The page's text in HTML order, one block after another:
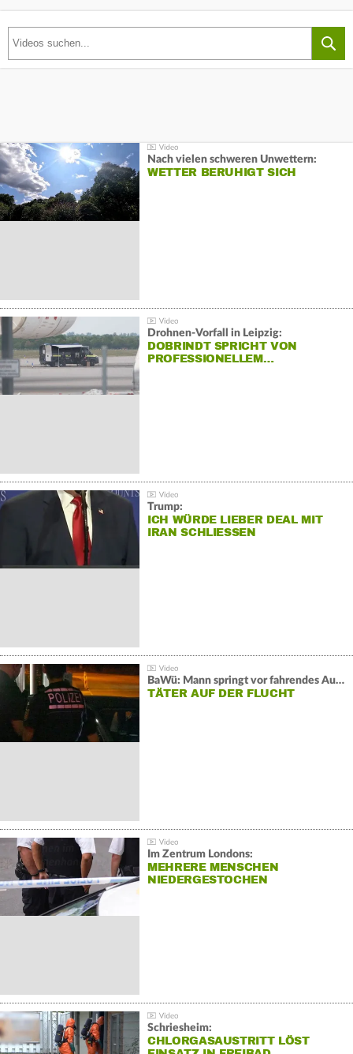
Nach vielen schweren Unwettern:
WETTER BERUHIGT SICH
Drohnen-Vorfall in Leipzig:
DOBRINDT SPRICHT VON
PROFESSIONELLEM…
Trump:
ICH WÜRDE LIEBER DEAL MIT
IRAN SCHLIESSEN
BaWü: Mann springt vor fahrendes Auto und schießt
TÄTER AUF DER FLUCHT
Im Zentrum Londons:
MEHRERE MENSCHEN
NIEDERGESTOCHEN
Schriesheim:
CHLORGASAUSTRITT LÖST